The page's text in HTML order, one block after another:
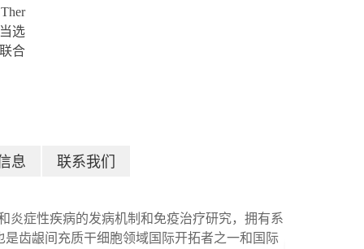
选
合
息 联系我们
炎症性疾病的发病机制和免疫治疗研究，拥有系
是齿龈间充质干细胞领域国际开拓者之一和国际